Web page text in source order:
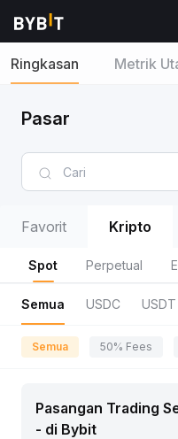
Ringkasan Metrik
Pasar
Favorit Kripto
Spot Perpetual
Semua USDC USDT
Semua 50% Fees
Pasangan Trading
- di Bybit